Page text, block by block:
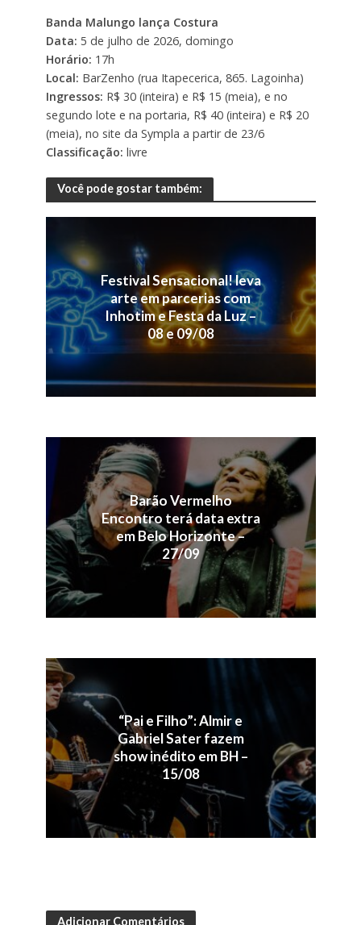
Banda Malungo lança Costura
Data: 5 de julho de 2026, domingo
Horário: 17h
Local: BarZenho (rua Itapecerica, 865. Lagoinha)
Ingressos: R$ 30 (inteira) e R$ 15 (meia), e no
segundo lote e na portaria, R$ 40 (inteira) e R$ 20
(meia), no site da Sympla a partir de 23/6
Classificação: livre
Você pode gostar também:
Festival Sensacional! leva
arte em parcerias com
Inhotim e Festa da Luz –
08 e 09/08
Barão Vermelho
Encontro terá data extra
em Belo Horizonte –
27/09
“Pai e Filho”: Almir e
Gabriel Sater fazem
show inédito em BH –
15/08
Adicionar Comentários